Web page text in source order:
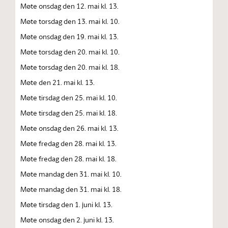
Møte onsdag den 12. mai kl. 13.
Møte torsdag den 13. mai kl. 10.
Møte onsdag den 19. mai kl. 13.
Møte torsdag den 20. mai kl. 10.
Møte torsdag den 20. mai kl. 18.
Møte den 21. mai kl. 13.
Møte tirsdag den 25. mai kl. 10.
Møte tirsdag den 25. mai kl. 18.
Møte onsdag den 26. mai kl. 13.
Møte fredag den 28. mai kl. 13.
Møte fredag den 28. mai kl. 18.
Møte mandag den 31. mai kl. 10.
Møte mandag den 31. mai kl. 18.
Møte tirsdag den 1. juni kl. 13.
Møte onsdag den 2. juni kl. 13.